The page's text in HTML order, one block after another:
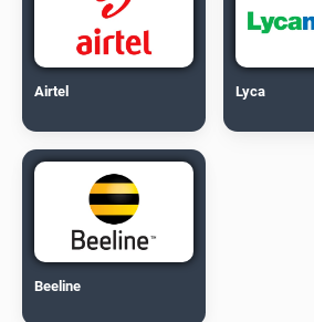
Airtel Lyca
Beeline